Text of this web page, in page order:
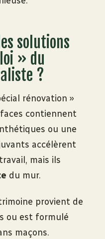
solutions
» du
?
rénovation »
contiennent
ou une
accélèrent
mais ils
du mur.
provient de
ou est formulé
maçons.